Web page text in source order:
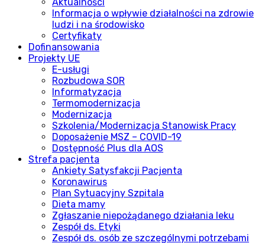
Informacja o wpływie działalności na zdrowie
ludzi i na środowisko
Certyfikaty
Dofinansowania
Projekty UE
E-usługi
Rozbudowa SOR
Informatyzacja
Termomodernizacja
Modernizacja
Szkolenia/Modernizacja Stanowisk Pracy
Doposażenie MSZ – COVID-19
Dostępność Plus dla AOS
Strefa pacjenta
Ankiety Satysfakcji Pacjenta
Koronawirus
Plan Sytuacyjny Szpitala
Dieta mamy
Zgłaszanie niepożądanego działania leku
Zespół ds. Etyki
Zespół ds. osób ze szczególnymi potrzebami